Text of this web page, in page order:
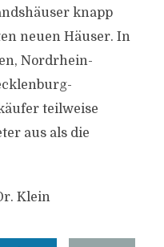
knapp
neuen Häuser. In
Nordrhein-
teilweise
aus als die
Klein